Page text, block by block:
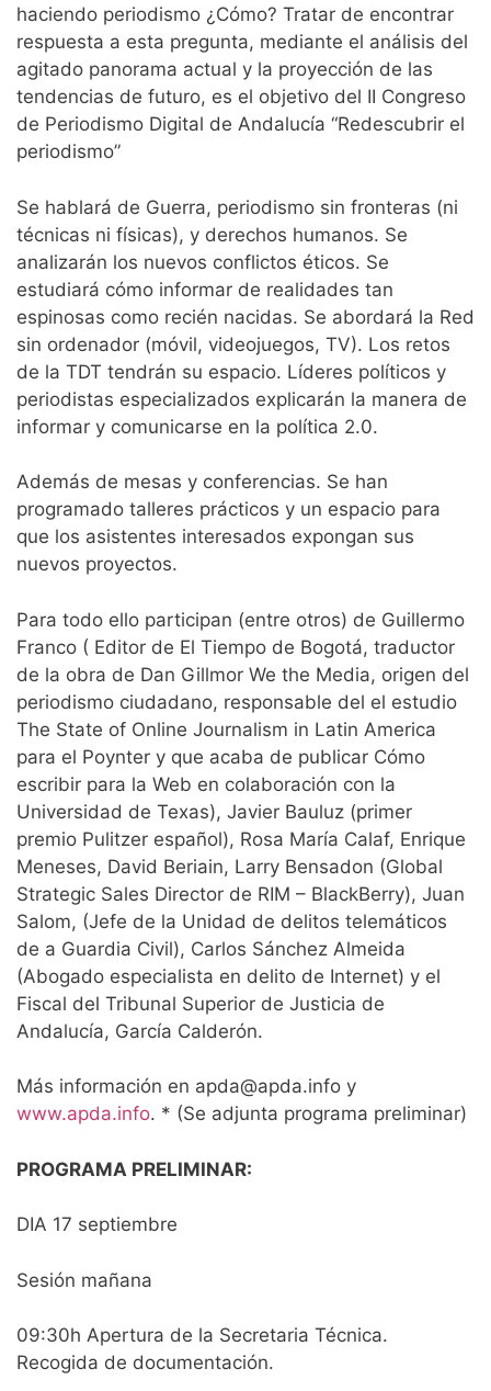
haciendo periodismo ¿Cómo? Tratar de encontrar
respuesta a esta pregunta, mediante el análisis del
agitado panorama actual y la proyección de las
tendencias de futuro, es el objetivo del II Congreso
de Periodismo Digital de Andalucía “Redescubrir el
periodismo”
Se hablará de Guerra, periodismo sin fronteras (ni
técnicas ni físicas), y derechos humanos. Se
analizarán los nuevos conflictos éticos. Se
estudiará cómo informar de realidades tan
espinosas como recién nacidas. Se abordará la Red
sin ordenador (móvil, videojuegos, TV). Los retos
de la TDT tendrán su espacio. Líderes políticos y
periodistas especializados explicarán la manera de
informar y comunicarse en la política 2.0.
Además de mesas y conferencias. Se han
programado talleres prácticos y un espacio para
que los asistentes interesados expongan sus
nuevos proyectos.
Para todo ello participan (entre otros) de Guillermo
Franco ( Editor de El Tiempo de Bogotá, traductor
de la obra de Dan Gillmor We the Media, origen del
periodismo ciudadano, responsable del el estudio
The State of Online Journalism in Latin America
para el Poynter y que acaba de publicar Cómo
escribir para la Web en colaboración con la
Universidad de Texas), Javier Bauluz (primer
premio Pulitzer español), Rosa María Calaf, Enrique
Meneses, David Beriain, Larry Bensadon (Global
Strategic Sales Director de RIM – BlackBerry), Juan
Salom, (Jefe de la Unidad de delitos telemáticos
de a Guardia Civil), Carlos Sánchez Almeida
(Abogado especialista en delito de Internet) y el
Fiscal del Tribunal Superior de Justicia de
Andalucía, García Calderón.
Más información en apda@apda.info y
www.apda.info. * (Se adjunta programa preliminar)
PROGRAMA PRELIMINAR:
DIA 17 septiembre
Sesión mañana
09:30h Apertura de la Secretaria Técnica.
Recogida de documentación.